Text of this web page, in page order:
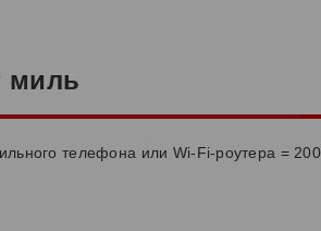
миль
телефона или Wi-Fi-роутера =